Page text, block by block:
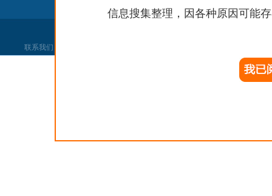
联系我们
信息搜集整理，因各种原因可能